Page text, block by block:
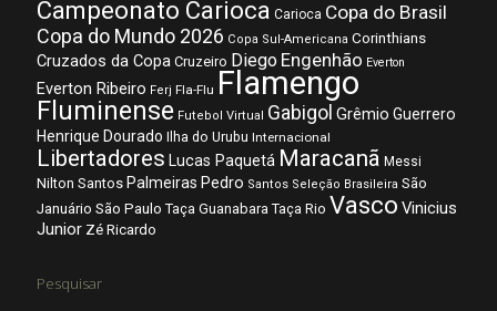
Campeonato Carioca Carioca Copa do Brasil
Copa do Mundo 2026 Copa Sul-Americana Corinthians
Cruzados da Copa Cruzeiro Diego Engenhão Everton
Everton Ribeiro Ferj Fla-Flu Flamengo
Fluminense Futebol Virtual Gabigol Grêmio Guerrero
Henrique Dourado Ilha do Urubu Internacional
Libertadores Lucas Paquetá Maracanã Messi
Nilton Santos Palmeiras Pedro Santos Seleção Brasileira São
Januário São Paulo Taça Guanabara Taça Rio Vasco Vinicius
Junior Zé Ricardo
Pesquisar